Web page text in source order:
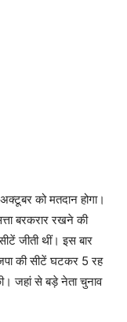
को मतदान होगा।
बरकरार रखने की
जीती थीं। इस बार
की सीटें घटकर 5 रह
जहां से बड़े नेता चुनाव